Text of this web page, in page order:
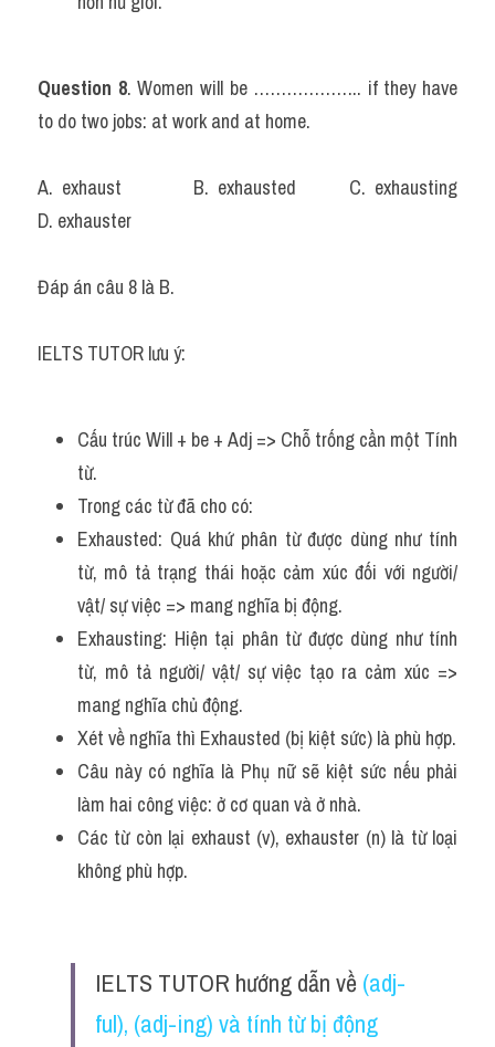
Question 8. Women will be ……………….. if they have
to do two jobs: at work and at home.
A. exhaust		B. exhausted		C. exhausting
D. exhauster
Đáp án câu 8 là B.
IELTS TUTOR lưu ý:
Cấu trúc Will + be + Adj => Chỗ trống cần một Tính
từ.
Trong các từ đã cho có:
Exhausted: Quá khứ phân từ được dùng như tính
từ, mô tả trạng thái hoặc cảm xúc đối với người/
vật/ sự việc => mang nghĩa bị động.
Exhausting: Hiện tại phân từ được dùng như tính
từ, mô tả người/ vật/ sự việc tạo ra cảm xúc =>
mang nghĩa chủ động.
Xét về nghĩa thì Exhausted (bị kiệt sức) là phù hợp.
Câu này có nghĩa là Phụ nữ sẽ kiệt sức nếu phải
làm hai công việc: ở cơ quan và ở nhà.
Các từ còn lại exhaust (v), exhauster (n) là từ loại
không phù hợp.
IELTS TUTOR hướng dẫn về (adj-
ful), (adj-ing) và tính từ bị động